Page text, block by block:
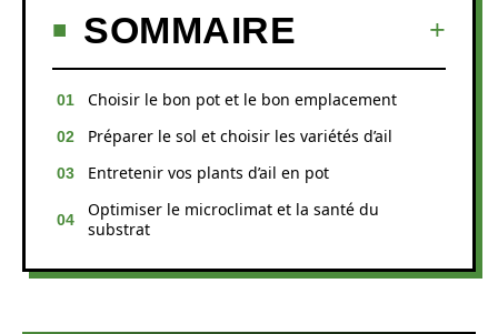
SOMMAIRE
Choisir le bon pot et le bon emplacement
Préparer le sol et choisir les variétés d’ail
Entretenir vos plants d’ail en pot
Optimiser le microclimat et la santé du
substrat